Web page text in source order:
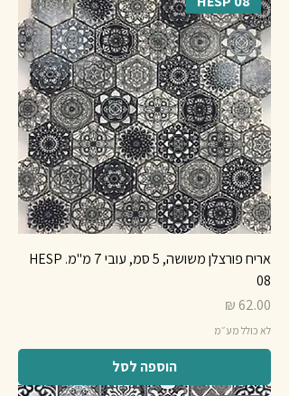
אריח פורצלן משושה, 5 סמ, עובי 7 מ"מ. HESP
08
מחיר
לא כולל מע״מ
הוספה לסל